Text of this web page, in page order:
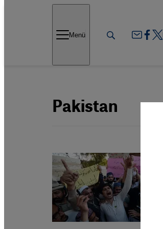
Menü
Pakistan